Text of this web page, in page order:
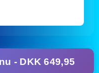
- DKK 649,95